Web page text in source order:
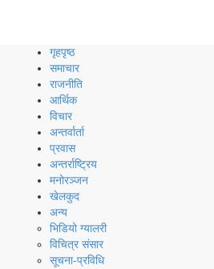
गृहपृष्ठ
समाचार
राजनीति
आर्थिक
विचार
अन्तर्वार्ता
प्रवास
अन्तर्राष्ट्रिय
मनोरञ्जन
खेलकुद
अन्य
भिडियो ग्यालरी
विचित्र संसार
सूचना-प्रविधि